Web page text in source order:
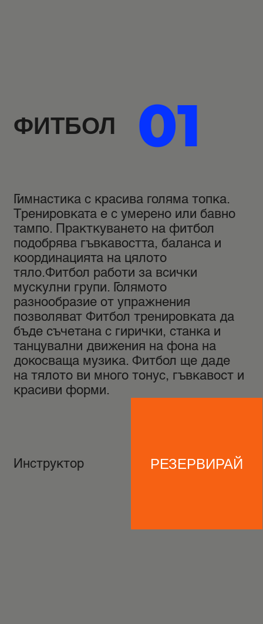
ФИТБОЛ 01
Гимнастика с красива голяма топка.
Тренировката е с умерено или бавно
тампо. Практкуването на фитбол
подобрява гъвкавостта, баланса и
координацията на цялото
тяло.Фитбол работи за всички
мускулни групи. Голямото
разнообразие от упражнения
позволяват Фитбол тренировката да
бъде съчетана с гирички, станка и
танцувални движения на фона на
докосваща музика. Фитбол ще даде
на тялото ви много тонус, гъвкавост и
красиви форми.
Инструктор РЕЗЕРВИРАЙ